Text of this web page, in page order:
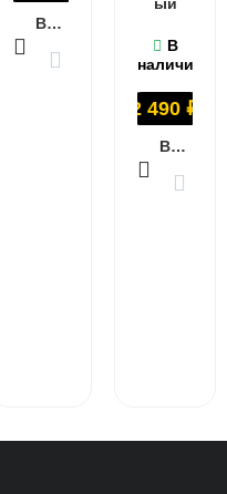
В КОРЗИНУ
В
наличии
2 490 ₽
В КОРЗИНУ